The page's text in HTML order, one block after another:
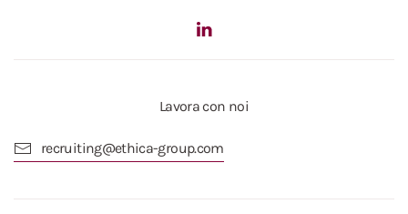
Lavora con noi
recruiting@ethica-group.com